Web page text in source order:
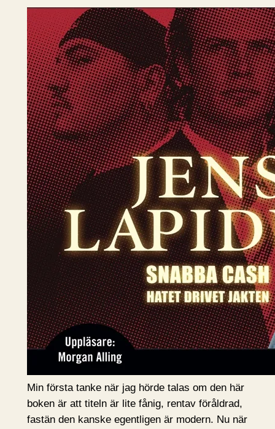
Min första tanke när jag hörde talas om den här
boken är att titeln är lite fånig, rentav föråldrad,
fastän den kanske egentligen är modern. Nu när